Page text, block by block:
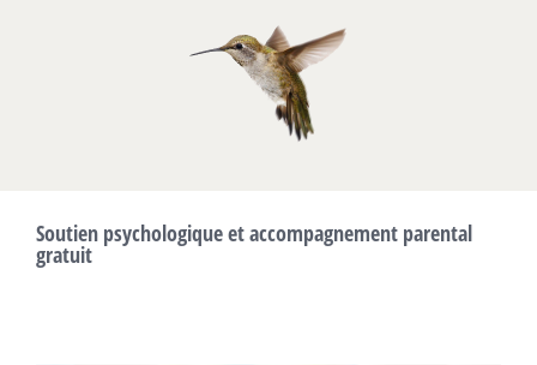
Soutien psychologique et accompagnement parental
gratuit